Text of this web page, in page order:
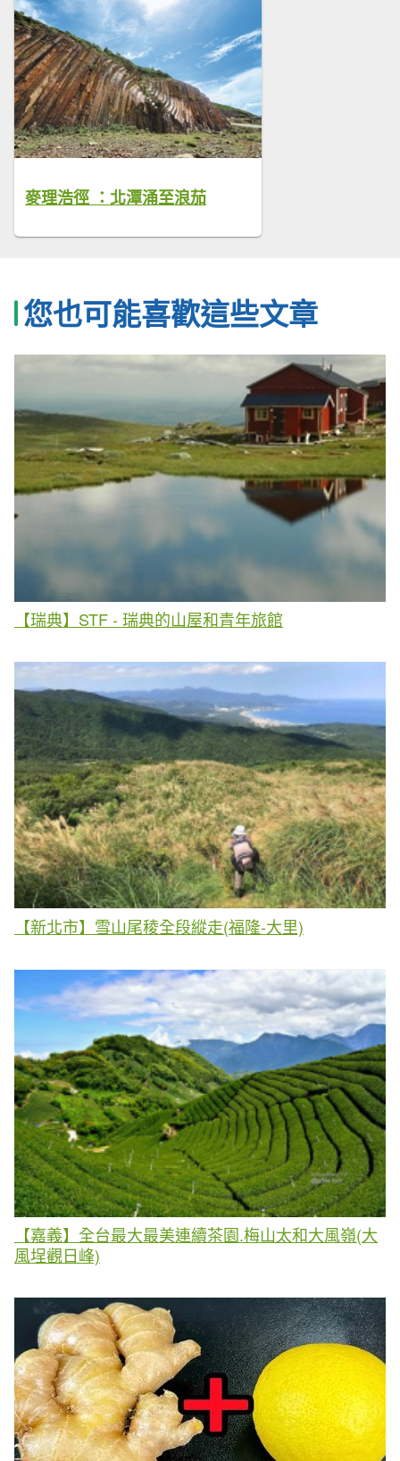
麥理浩徑 ：北潭涌至浪茄
您也可能喜歡這些文章
【瑞典】STF - 瑞典的山屋和青年旅館
【新北市】雪山尾稜全段縱走(福隆-大里)
【嘉義】全台最大最美連續茶園.梅山太和大風嶺(大
風埕觀日峰)